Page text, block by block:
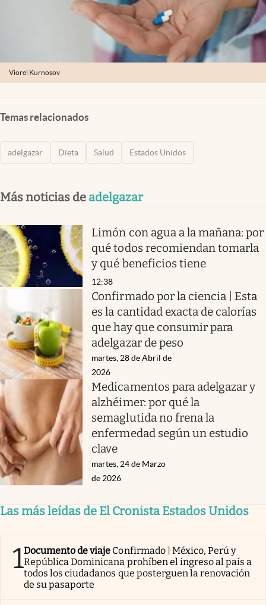
Viorel Kurnosov
Temas relacionados
adelgazar Dieta Salud Estados Unidos
Más noticias de adelgazar
Limón con agua a la mañana: por
qué todos recomiendan tomarla
y qué beneficios tiene
12:38
Confirmado por la ciencia | Esta
es la cantidad exacta de calorías
que hay que consumir para
adelgazar de peso
martes, 28 de Abril de
2026
Medicamentos para adelgazar y
alzhéimer: por qué la
semaglutida no frena la
enfermedad según un estudio
clave
martes, 24 de Marzo
de 2026
Las más leídas de El Cronista Estados Unidos
1Documento de viaje Confirmado | México, Perú y
República Dominicana prohíben el ingreso al país a
todos los ciudadanos que posterguen la renovación
de su pasaporte